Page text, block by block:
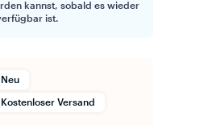
kannst, sobald es wieder
ist.
Neu
Kostenloser Versand